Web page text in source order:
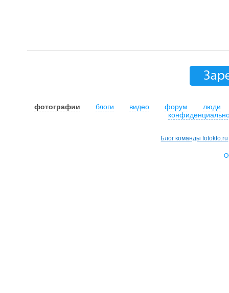
фотографии блоги видео форум
люди
Блог команды fotokto.ru